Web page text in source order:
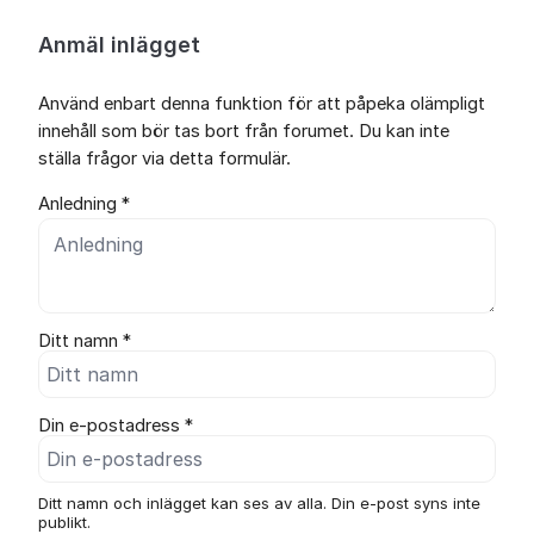
Anmäl inlägget
Använd enbart denna funktion för att påpeka olämpligt
innehåll som bör tas bort från forumet. Du kan inte
ställa frågor via detta formulär.
Anledning *
Ditt namn *
Din e-postadress *
Ditt namn och inlägget kan ses av alla. Din e-post syns inte
publikt.